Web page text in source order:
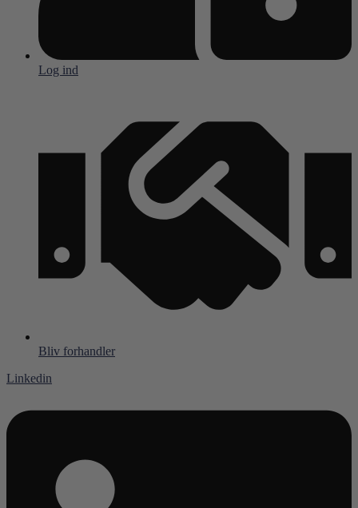
Log ind
Bliv forhandler
Linkedin